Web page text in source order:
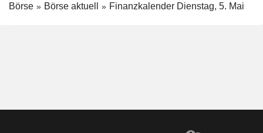
Börse Börse aktuell Finanzkalender Dienstag, 5. Mai